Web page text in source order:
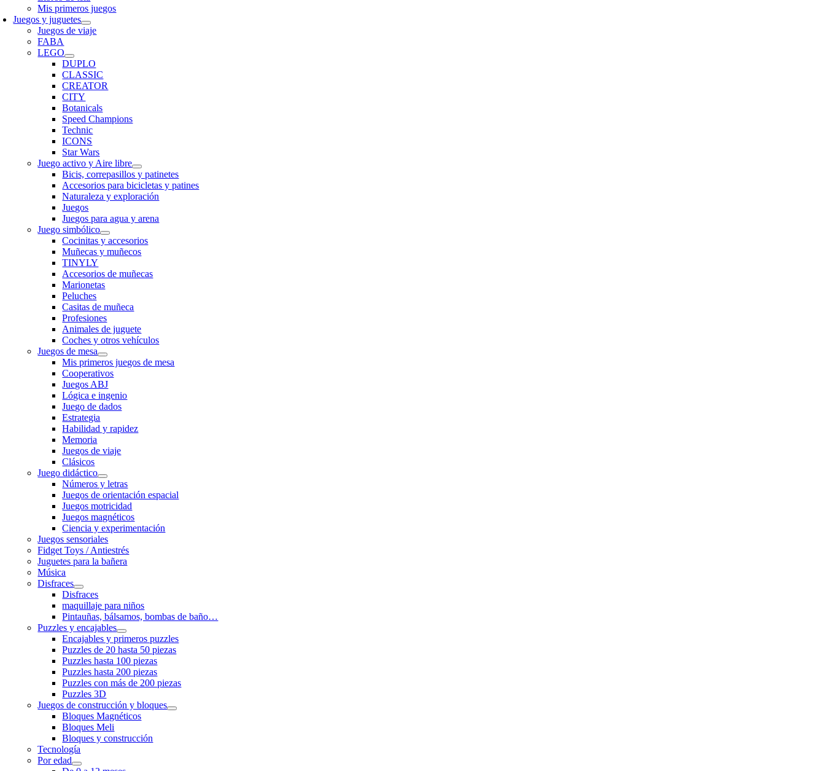
Mis primeros juegos
Juegos y juguetes
Juegos de viaje
FABA
LEGO
DUPLO
CLASSIC
CREATOR
CITY
Botanicals
Speed Champions
Technic
ICONS
Star Wars
Juego activo y Aire libre
Bicis, correpasillos y patinetes
Accesorios para bicicletas y patines
Naturaleza y exploración
Juegos
Juegos para agua y arena
Juego simbólico
Cocinitas y accesorios
Muñecas y muñecos
TINYLY
Accesorios de muñecas
Marionetas
Peluches
Casitas de muñeca
Profesiones
Animales de juguete
Coches y otros vehículos
Juegos de mesa
Mis primeros juegos de mesa
Cooperativos
Juegos ABJ
Lógica e ingenio
Juego de dados
Estrategia
Habilidad y rapidez
Memoria
Juegos de viaje
Clásicos
Juego didáctico
Números y letras
Juegos de orientación espacial
Juegos motricidad
Juegos magnéticos
Ciencia y experimentación
Juegos sensoriales
Fidget Toys / Antiestrés
Juguetes para la bañera
Música
Disfraces
Disfraces
maquillaje para niños
Pintauñas, bálsamos, bombas de baño…
Puzzles y encajables
Encajables y primeros puzzles
Puzzles de 20 hasta 50 piezas
Puzzles hasta 100 piezas
Puzzles hasta 200 piezas
Puzzles con más de 200 piezas
Puzzles 3D
Juegos de construcción y bloques
Bloques Magnéticos
Bloques Meli
Bloques y construcción
Tecnología
Por edad